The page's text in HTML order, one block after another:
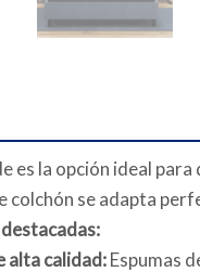
es la opción ideal
colchón se adapta
alta calidad:Espumas